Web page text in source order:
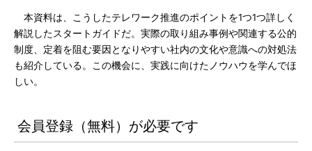
本資料は、こうしたテレワーク推進のポイントを1つ1つ詳しく
解説したスタートガイドだ。実際の取り組み事例や関連する公的
制度、定着を阻む要因となりやすい社内の文化や意識への対処法
も紹介している。この機会に、実践に向けたノウハウを学んでほ
しい。
会員登録（無料）が必要です